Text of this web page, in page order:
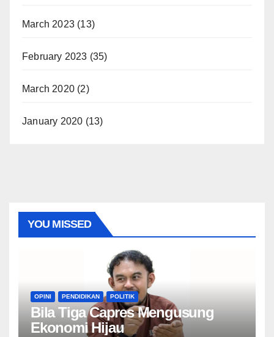
March 2023 (13)
February 2023 (35)
March 2020 (2)
January 2020 (13)
YOU MISSED
OPINI PENDIDIKAN POLITIK
Bila Tiga Capres Mengusung
Ekonomi Hijau